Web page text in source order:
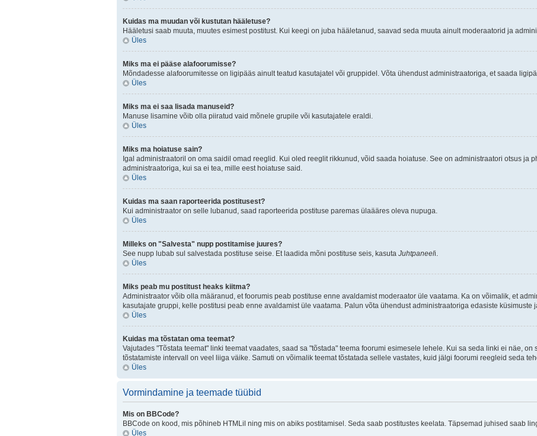
Kuidas ma muudan või kustutan hääletuse?
Hääletusi saab muuta, muutes esimest postitust. Kui keegi on juba hääletanud, saavad seda muuta ainult moderaatorid ja
Üles
Miks ma ei pääse alafoorumisse?
Mõndadesse alafoorumitesse on ligipääs ainult teatud kasutajatel või gruppidel. Võta ühendust administraatoriga, et saada
Üles
Miks ma ei saa lisada manuseid?
Manuse lisamine võib olla piiratud vaid mõnele grupile või kasutajatele eraldi.
Üles
Miks ma hoiatuse sain?
Igal administraatoril on oma saidil omad reeglid. Kui oled reeglit rikkunud, võid saada hoiatuse. See on administraatori otsus ja
administraatoriga, kui sa ei tea, mille eest hoiatuse said.
Üles
Kuidas ma saan raporteerida postitusest?
Kui administraator on selle lubanud, saad raporteerida postituse paremas ülaääres oleva nupuga.
Üles
Milleks on "Salvesta" nupp postitamise juures?
See nupp lubab sul salvestada postituse seise. Et laadida mõni postituse seis, kasuta Juhtpaneeli.
Üles
Miks peab mu postitust heaks kiitma?
Administraator võib olla määranud, et foorumis peab postituse enne avaldamist moderaator üle vaatama. Ka on võimalik, et
kasutajate gruppi, kelle postitusi peab enne avaldamist üle vaatama. Palun võta ühendust administraatoriga edasiste küsimuste
Üles
Kuidas ma tõstatan oma teemat?
Vajutades "Tõstata teemat" linki teemat vaadates, saad sa "tõstada" teema foorumi esimesele lehele. Kui sa seda linki ei näe, on
tõstatamiste intervall on veel liiga väike. Samuti on võimalik teemat tõstatada sellele vastates, kuid jälgi foorumi reegleid seda
Üles
Vormindamine ja teemade tüübid
Mis on BBCode?
BBCode on kood, mis põhineb HTMLil ning mis on abiks postitamisel. Seda saab postitustes keelata. Täpsemad juhised saab
Üles